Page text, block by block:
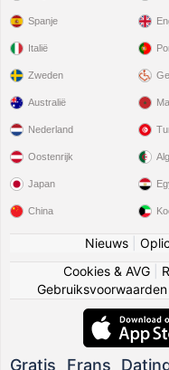
Spanje
Italië
Zweden
Australië
Nederland
Oostenrijk
Japan
China
Nieuws|
Cookies & AVG
Gebruiksvoorwaarden
Gratis Frans